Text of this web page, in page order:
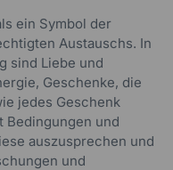
ein Symbol der
Austauschs. In
sind Liebe und
Geschenke, die
jedes Geschenk
Bedingungen und
auszusprechen und
und